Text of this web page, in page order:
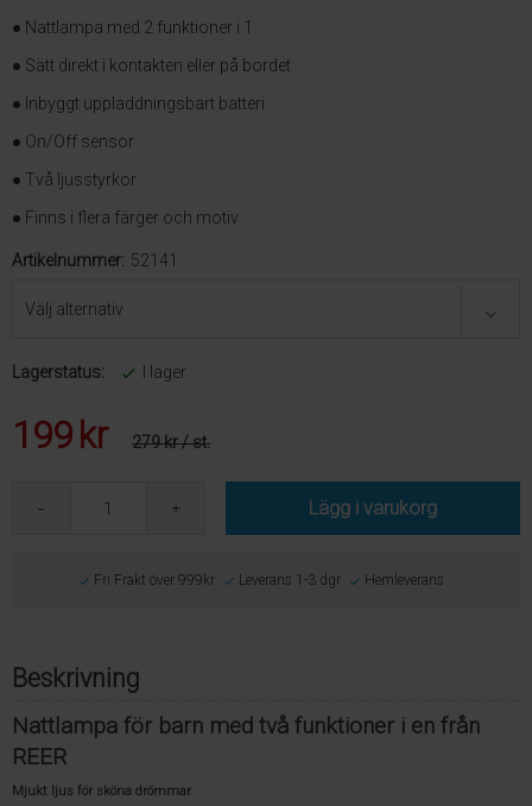
● Nattlampa med 2 funktioner i 1
● Sätt direkt i kontakten eller på bordet
● Inbyggt uppladdningsbart batteri
● On/Off sensor
● Två ljusstyrkor
● Finns i flera färger och motiv
Artikelnummer: 52141
Lagerstatus: I lager
199 kr 279 kr/ st.
Lägg i varukorg
Fri Frakt över 999kr Leverans 1-3 dgr Hemleverans
Beskrivning
Nattlampa för barn med två funktioner i en från
REER
Mjukt ljus för sköna drömmar